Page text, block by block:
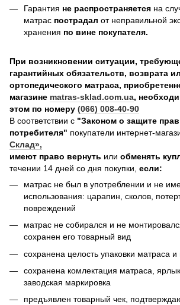
Гарантия не распространяется на
матрас пострадал от неправильной
хранения по вине покупателя.
При возникновении ситуации,
гарантийных обязательств, возврата
ортопедического матраса,
магазине matras-sklad.com.ua,
этом по номеру (066) 008-40-90
В соответствии с "Законом о защите прав
потребителя" покупатели интернет-
Склад»,
имеют право вернуть или обменять
течении 14 дней со дня покупки, если:
матрас не был в употреблении и не
использования: царапин, сколов,
повреждений
матрас не собирался и не
сохранен его товарный вид
сохранена целость упаковки матраса
сохранена комлектация матраса,
заводская маркировка
предъявлен товарный чек,